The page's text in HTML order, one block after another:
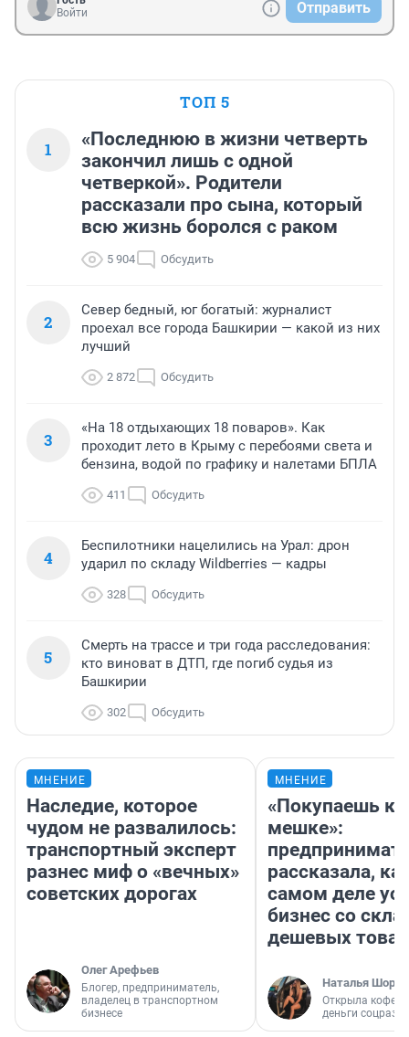
Войти
Отправить
ТОП 5
1
«Последнюю в жизни четверть
закончил лишь с одной
четверкой». Родители
рассказали про сына, который
всю жизнь боролся с раком
5 904 Обсудить
2
Север бедный, юг богатый: журналист
проехал все города Башкирии — какой из них
лучший
2 872 Обсудить
3
«На 18 отдыхающих 18 поваров». Как
проходит лето в Крыму с перебоями света и
бензина, водой по графику и налетами БПЛА
411 Обсудить
4
Беспилотники нацелились на Урал: дрон
ударил по складу Wildberries — кадры
328 Обсудить
5
Смерть на трассе и три года расследования:
кто виноват в ДТП, где погиб судья из
Башкирии
302 Обсудить
МНЕНИЕ
Наследие, которое
чудом не развалилось:
транспортный эксперт
разнес миф о «вечных»
советских дорогах
Олег Арефьев
Блогер, предприниматель,
владелец в транспортном
бизнесе
МНЕНИЕ
«Покупаешь
мешке»:
рассказала,
самом деле
бизнес со
дешевых
Наталья
Открыла
деньги